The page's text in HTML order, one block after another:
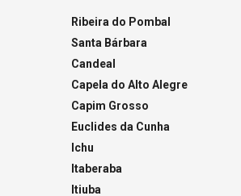
Ribeira do Pombal
Santa Bárbara
Candeal
Capela do Alto Alegre
Capim Grosso
Euclides da Cunha
Ichu
Itaberaba
Itiuba